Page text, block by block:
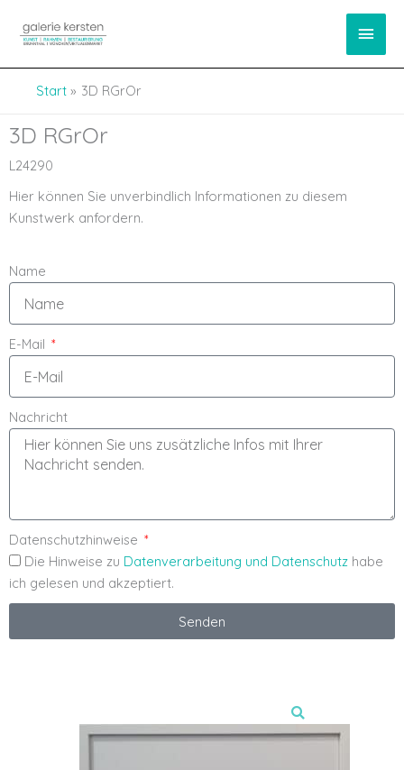
springen
Inhalt
Start 3D RGrOr
3D RGrOr
L24290
Hier können Sie unverbindlich Informationen zu diesem
Kunstwerk anfordern.
Name
E-Mail
Nachricht
Datenschutzhinweise
Die Hinweise zu Datenverarbeitung und Datenschutz habe
ich gelesen und akzeptiert.
Senden